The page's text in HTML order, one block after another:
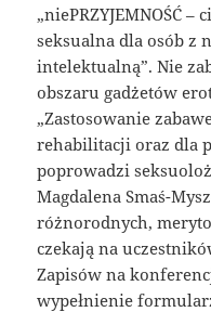
„niePRZYJEMNOŚĆ
seksualna dla osób z
intelektualną”. Nie
obszaru gadżetów
„Zastosowanie
rehabilitacji oraz dla
poprowadzi
Magdalena Smaś-
różnorodnych,
czekają na
Zapisów na
wypełnienie